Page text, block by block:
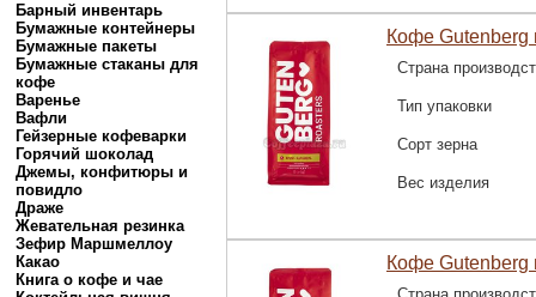
Барный инвентарь
Бумажные контейнеры
Бумажные пакеты
Бумажные стаканы для
кофе
Варенье
Вафли
Гейзерные кофеварки
Горячий шоколад
Джемы, конфитюры и
повидло
Драже
Жевательная резинка
Зефир Маршмеллоу
Какао
Книга о кофе и чае
Кофе Gutenberg
Страна
Тип упаковки
Сорт зерна
Вес изделия
Кофе